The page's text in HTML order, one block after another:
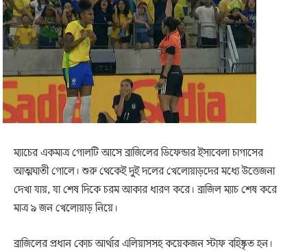
ম্যাচের একমাত্র গোলটি আসে ব্রাজিলের ডিফেন্ডার ইসাবেলা চাগাসের
আত্মঘাতী গোলে। শুরু থেকেই দুই দলের খেলোয়াড়দের মধ্যে উত্তেজনা
দেখা যায়, যা শেষ দিকে চরম আকার ধারণ করে। ব্রাজিল ম্যাচ শেষ করে
মাত্র ৯ জন খেলোয়াড় নিয়ে।
ব্রাজিলের প্রধান কোচ আর্থার এলিয়াসসহ কয়েকজন স্টাফ বহিষ্কৃত হন।